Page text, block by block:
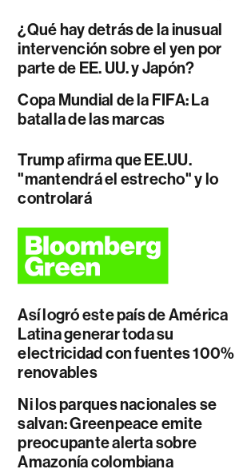
¿Qué hay detrás de la inusual
intervención sobre el yen por
parte de EE. UU. y Japón?
Copa Mundial de la FIFA: La
batalla de las marcas
Trump afirma que EE.UU.
"mantendrá el estrecho" y lo
controlará
Así logró este país de América
Latina generar toda su
electricidad con fuentes 100%
renovables
Ni los parques nacionales se
salvan: Greenpeace emite
preocupante alerta sobre
Amazonía colombiana